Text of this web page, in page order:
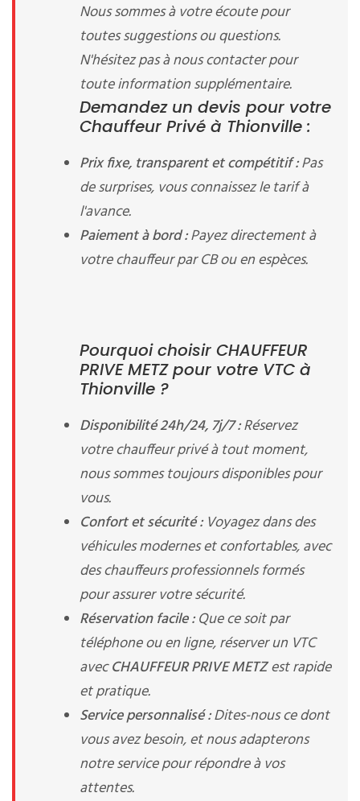
Nous sommes à votre écoute pour
toutes suggestions ou questions.
N'hésitez pas à nous contacter pour
toute information supplémentaire.
Demandez un devis pour votre
Chauffeur Privé à Thionville :
Prix fixe, transparent et compétitif :Pas
de surprises, vous connaissez le tarif à
l'avance.
Paiement à bord :Payez directement à
votre chauffeur par CB ou en espèces.
Pourquoi choisir CHAUFFEUR
PRIVE METZ pour votre VTC à
Thionville ?
Disponibilité 24h/24, 7j/7 :Réservez
votre chauffeur privé à tout moment,
nous sommes toujours disponibles pour
vous.
Confort et sécurité :Voyagez dans des
véhicules modernes et confortables, avec
des chauffeurs professionnels formés
pour assurer votre sécurité.
Réservation facile :Que ce soit par
téléphone ou en ligne, réserver un VTC
avecCHAUFFEUR PRIVE METZest rapide
et pratique.
Service personnalisé :Dites-nous ce dont
vous avez besoin, et nous adapterons
notre service pour répondre à vos
attentes.